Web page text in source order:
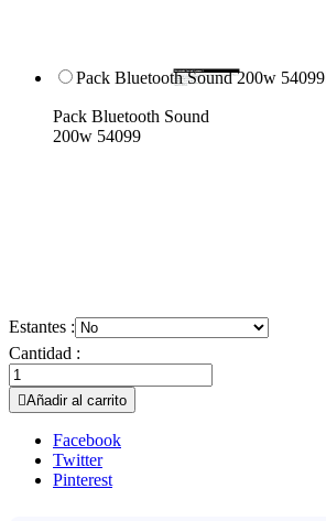
Pack Bluetooth Sound 200w 54099
Pack Bluetooth Sound
200w 54099
Estantes :
Cantidad :
Añadir al carrito
Facebook
Twitter
Pinterest